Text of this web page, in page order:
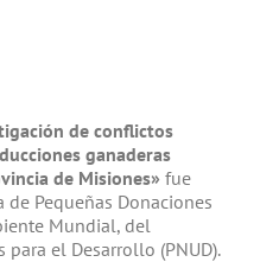
de conflictos
ganaderas
de Misiones» fue
Pequeñas Donaciones
Mundial, del
para el Desarrollo (PNUD).